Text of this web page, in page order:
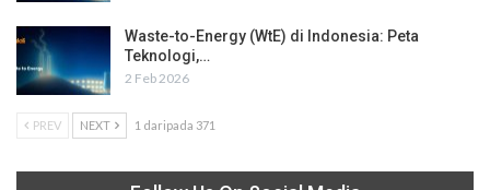
Waste-to-Energy (WtE) di Indonesia: Peta
Teknologi,…
2 Feb 2026
PREV NEXT 1 daripada 371